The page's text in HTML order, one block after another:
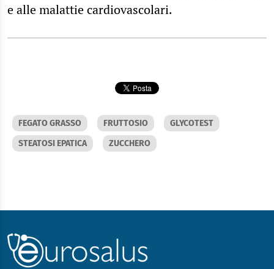
e alle malattie cardiovascolari.
FEGATO GRASSO FRUTTOSIO
GLYCOTEST
STEATOSI EPATICA
ZUCCHERO